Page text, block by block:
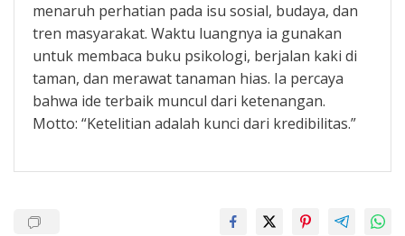
menaruh perhatian pada isu sosial, budaya, dan
tren masyarakat. Waktu luangnya ia gunakan
untuk membaca buku psikologi, berjalan kaki di
taman, dan merawat tanaman hias. Ia percaya
bahwa ide terbaik muncul dari ketenangan.
Motto: “Ketelitian adalah kunci dari kredibilitas.”